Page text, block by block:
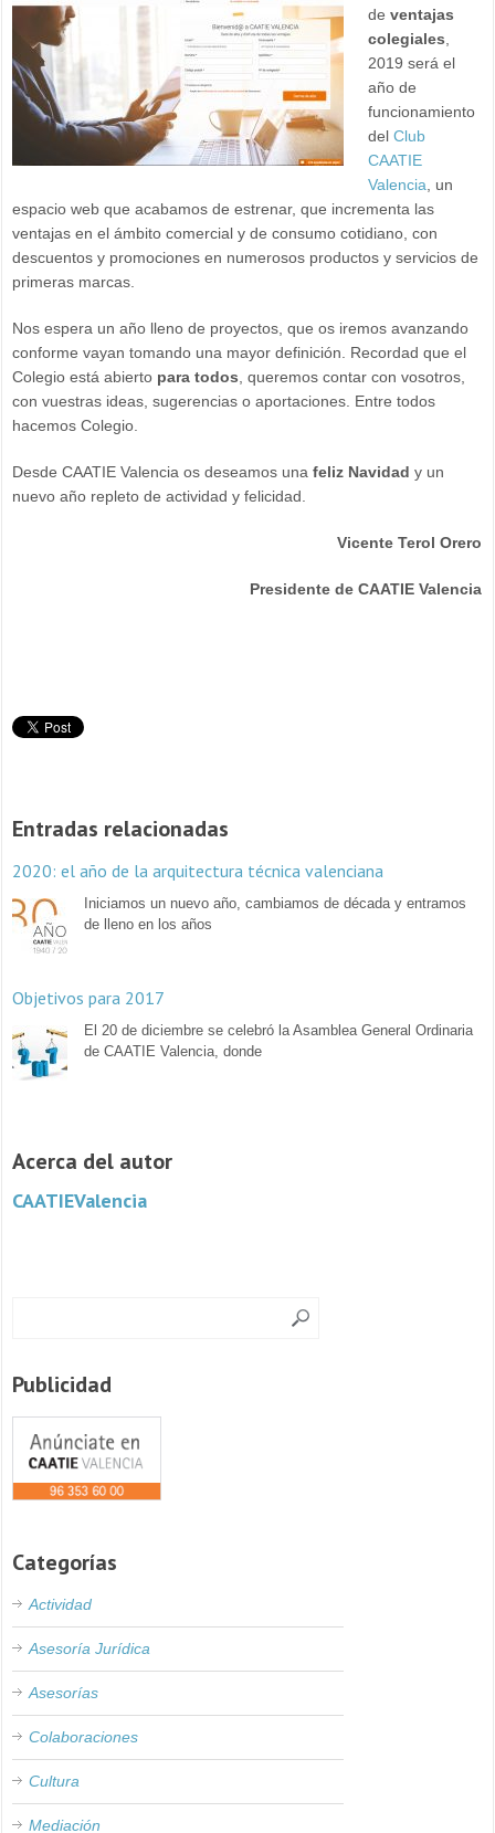
deventajas
colegiales
2019 será el
año de
funcionamiento
delClub
CAATIE
Valencia , un
espacio web que acabamos de estrenar, que incrementa las
ventajas en el ámbito comercial y de consumo cotidiano, con
descuentos y promociones en numerosos productos y servicios de
primeras marcas.
Nos espera un año lleno de proyectos, que os iremos avanzando
conforme vayan tomando una mayor definición. Recordad que el
Colegio está abierto para todos , queremos contar con vosotros,
con vuestras ideas, sugerencias o aportaciones. Entre todos
hacemos Colegio.
Desde CAATIE Valencia os deseamos una feliz Navidad y un
nuevo año repleto de actividad y felicidad.
Vicente Terol Orero
Presidente de CAATIE Valencia
Entradas relacionadas
2020: el año de la arquitectura técnica valenciana
Iniciamos un nuevo año, cambiamos de década y entramos
de lleno en los años
Objetivos para 2017
El 20 de diciembre se celebró la Asamblea General Ordinaria
de CAATIE Valencia, donde
Acerca del autor
CAATIEValencia
Publicidad
Categorías
Actividad
Asesoría Jurídica
Asesorías
Colaboraciones
Cultura
Mediación